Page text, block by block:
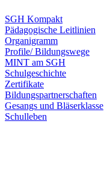
SGH Kompakt
Pädagogische Leitlinien
Organigramm
Profile/ Bildungswege
MINT am SGH
Schulgeschichte
Zertifikate
Bildungspartnerschaften
Gesangs und Bläserklasse
Schulleben